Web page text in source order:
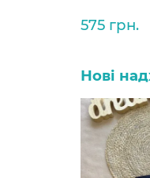
575 грн.
Нові